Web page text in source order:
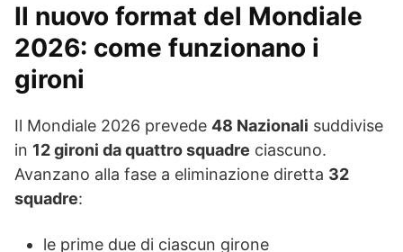
Il nuovo format del Mondiale
2026: come funzionano i
gironi
Il Mondiale 2026 prevede 48 Nazionali suddivise
in 12 gironi da quattro squadre ciascuno.
Avanzano alla fase a eliminazione diretta 32
squadre:
le prime due di ciascun girone